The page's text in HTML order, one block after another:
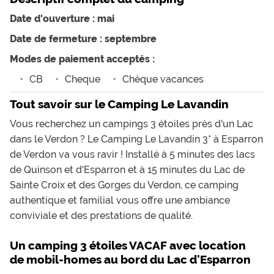
jours calmes et très agréables. On y retournera
peut-être une troisième fois !
Date d'ouverture : mai
Date de fermeture : septembre
Modes de paiement acceptés :
CB
Cheque Chèque vacances
Tout savoir sur le Camping Le Lavandin
Vous recherchez un campings 3 étoiles près d'un Lac
dans le Verdon ? Le Camping Le Lavandin 3* à Esparron
de Verdon va vous ravir ! Installé à 5 minutes des lacs
de Quinson et d'Esparron et à 15 minutes du Lac de
Sainte Croix et des Gorges du Verdon, ce camping
authentique et familial vous offre une ambiance
conviviale et des prestations de qualité.
Un camping 3 étoiles VACAF avec location
de mobil-homes au bord du Lac d'Esparron